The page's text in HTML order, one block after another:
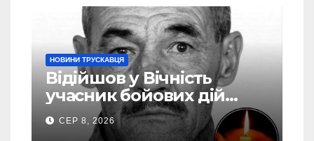
НОВИНИ ТРУСКАВЦЯ
Відійшов у Вічність
учасник бойових дій
Василь Іваникович зі
Станилі
СЕР 8, 2026